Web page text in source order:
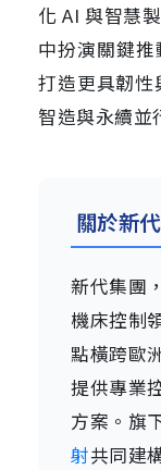
化 AI 與智慧
中扮演關鍵
打造更具韌
智造與永續並
關於新
新代集團
機床控制
點橫跨歐
提供專業
方案。旗
射共同建